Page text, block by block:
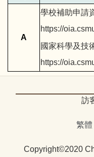
A
學校補助申請
https://
國家科學及技
https://
訪
繁體
Copyright©2020